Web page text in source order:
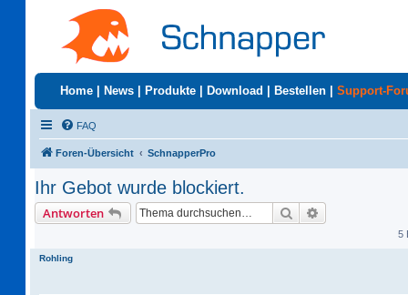
Home News Produkte Download Bestellen Support-
FAQ
Foren-Übersicht SchnapperPro
Ihr Gebot wurde blockiert.
Antworten Suche
5
Rohling